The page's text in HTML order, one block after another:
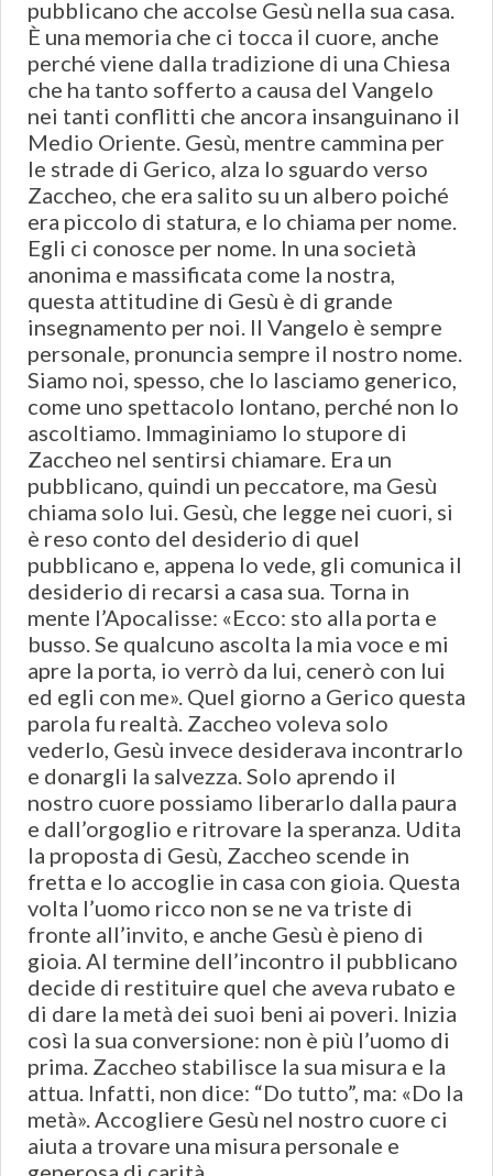
pubblicano che accolse Gesù nella sua casa.
È una memoria che ci tocca il cuore, anche
perché viene dalla tradizione di una Chiesa
che ha tanto sofferto a causa del Vangelo
nei tanti conflitti che ancora insanguinano il
Medio Oriente. Gesù, mentre cammina per
le strade di Gerico, alza lo sguardo verso
Zaccheo, che era salito su un albero poiché
era piccolo di statura, e lo chiama per nome.
Egli ci conosce per nome. In una società
anonima e massificata come la nostra,
questa attitudine di Gesù è di grande
insegnamento per noi. Il Vangelo è sempre
personale, pronuncia sempre il nostro nome.
Siamo noi, spesso, che lo lasciamo generico,
come uno spettacolo lontano, perché non lo
ascoltiamo. Immaginiamo lo stupore di
Zaccheo nel sentirsi chiamare. Era un
pubblicano, quindi un peccatore, ma Gesù
chiama solo lui. Gesù, che legge nei cuori, si
è reso conto del desiderio di quel
pubblicano e, appena lo vede, gli comunica il
desiderio di recarsi a casa sua. Torna in
mente l’Apocalisse: «Ecco: sto alla porta e
busso. Se qualcuno ascolta la mia voce e mi
apre la porta, io verrò da lui, cenerò con lui
ed egli con me». Quel giorno a Gerico questa
parola fu realtà. Zaccheo voleva solo
vederlo, Gesù invece desiderava incontrarlo
e donargli la salvezza. Solo aprendo il
nostro cuore possiamo liberarlo dalla paura
e dall’orgoglio e ritrovare la speranza. Udita
la proposta di Gesù, Zaccheo scende in
fretta e lo accoglie in casa con gioia. Questa
volta l’uomo ricco non se ne va triste di
fronte all’invito, e anche Gesù è pieno di
gioia. Al termine dell’incontro il pubblicano
decide di restituire quel che aveva rubato e
di dare la metà dei suoi beni ai poveri. Inizia
così la sua conversione: non è più l’uomo di
prima. Zaccheo stabilisce la sua misura e la
attua. Infatti, non dice: “Do tutto”, ma: «Do la
metà». Accogliere Gesù nel nostro cuore ci
aiuta a trovare una misura personale e